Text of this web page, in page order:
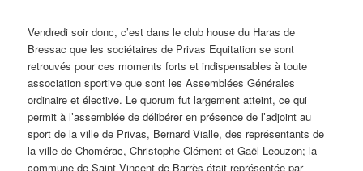
Vendredi soir donc, c’est dans le club house du Haras de
Bressac que les sociétaires de Privas Equitation se sont
retrouvés pour ces moments forts et indispensables à toute
association sportive que sont les Assemblées Générales
ordinaire et élective. Le quorum fut largement atteint, ce qui
permit à l’assemblée de délibérer en présence de l’adjoint au
sport de la ville de Privas, Bernard Vialle, des représentants de
la ville de Chomérac, Christophe Clément et Gaël Leouzon; la
commune de Saint Vincent de Barrès était représentée par